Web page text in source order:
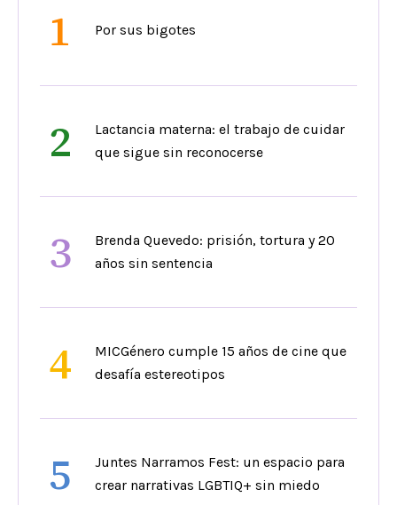
1 Por sus bigotes
2
Lactancia materna: el trabajo de cuidar
que sigue sin reconocerse
3
Brenda Quevedo: prisión, tortura y 20
años sin sentencia
4
MICGénero cumple 15 años de cine que
desafía estereotipos
5
Juntes Narramos Fest: un espacio para
crear narrativas LGBTIQ+ sin miedo